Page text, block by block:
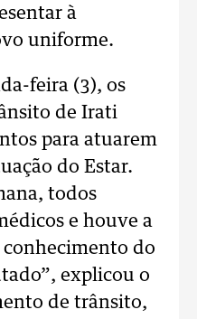
à
uniforme.
feira (3), os
de Irati
para atuarem
do Estar.
todos
e houve a
do
explicou o
de trânsito,